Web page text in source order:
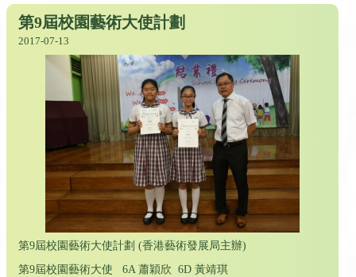
第9屆校園藝術大使計劃
2017-07-13
第9屆校園藝術大使計劃 (香港藝術發展局主辦)
第9屆校園藝術大使 6A 蕭穎欣 6D 黃靖琪